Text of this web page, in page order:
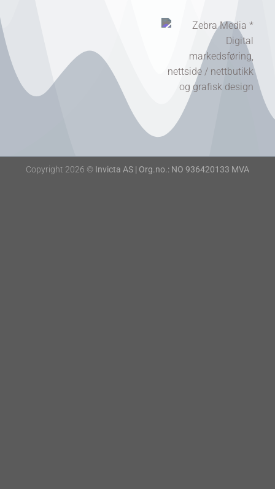
Copyright 2026 © Invicta AS | Org.no.: NO 936420133 MVA